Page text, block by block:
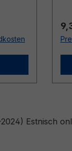
Estnisch